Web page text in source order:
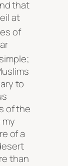
that
at
of
to
of the
of a
than